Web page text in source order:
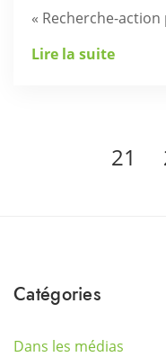
« Recherche-
Lire la suite
21
Catégories
Dans les médias